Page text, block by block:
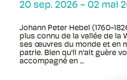
20 sep. 2026 - 02 mai
Johann Peter Hebel (1760-
plus connu de la vallée de la
ses œuvres du monde et en
patrie. Bien qu'il n'ait guère
accompagné en ...